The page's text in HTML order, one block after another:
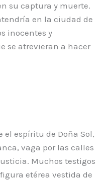
su captura y muerte.
en la ciudad de
inocentes y
se atrevieran a hacer
el espíritu de Doña Sol,
vaga por las calles
Muchos testigos
etérea vestida de